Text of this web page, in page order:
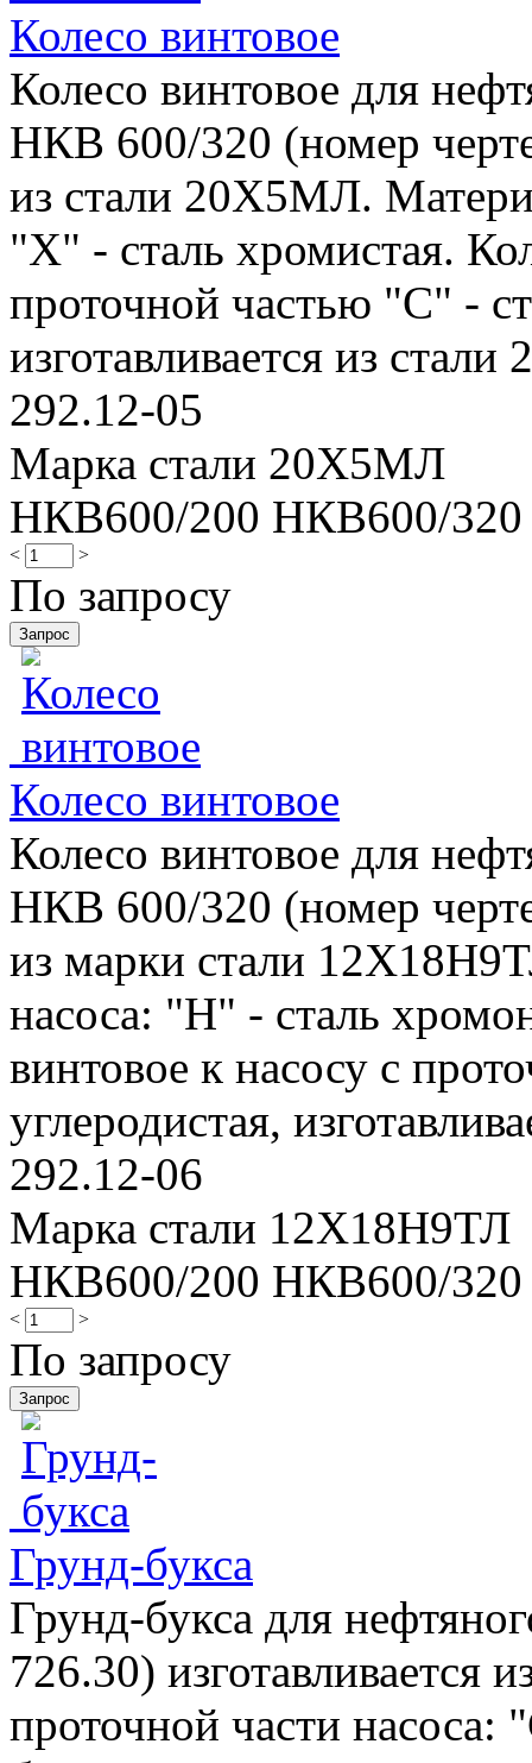
Колесо винтовое
Колесо винтовое для
НКВ 600/320 (номер
из стали 20Х5МЛ.
"Х" - сталь хромистая.
проточной частью "С" -
изготавливается из
292.12-05
Марка стали 20Х5МЛ
НКВ600/200 НКВ600/320
< >
По запросу
Колесо винтовое
Колесо винтовое для
НКВ 600/320 (номер
из марки стали
насоса: "Н" - сталь
винтовое к насосу с
углеродистая,
292.12-06
Марка стали 12Х18Н9ТЛ
НКВ600/200 НКВ600/320
< >
По запросу
Грунд-букса
Грунд-букса для
726.30) изготавливается
проточной части насоса: